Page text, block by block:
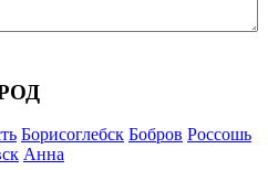
Борисоглебск Бобров Россошь
Анна